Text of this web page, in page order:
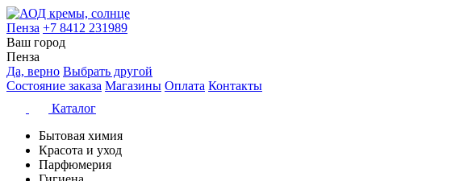
Пенза +7 8412 231989
Ваш город
Пенза
Да, верно Выбрать другой
Состояние заказа Магазины Оплата Контакты
Каталог
Бытовая химия
Красота и уход
Парфюмерия